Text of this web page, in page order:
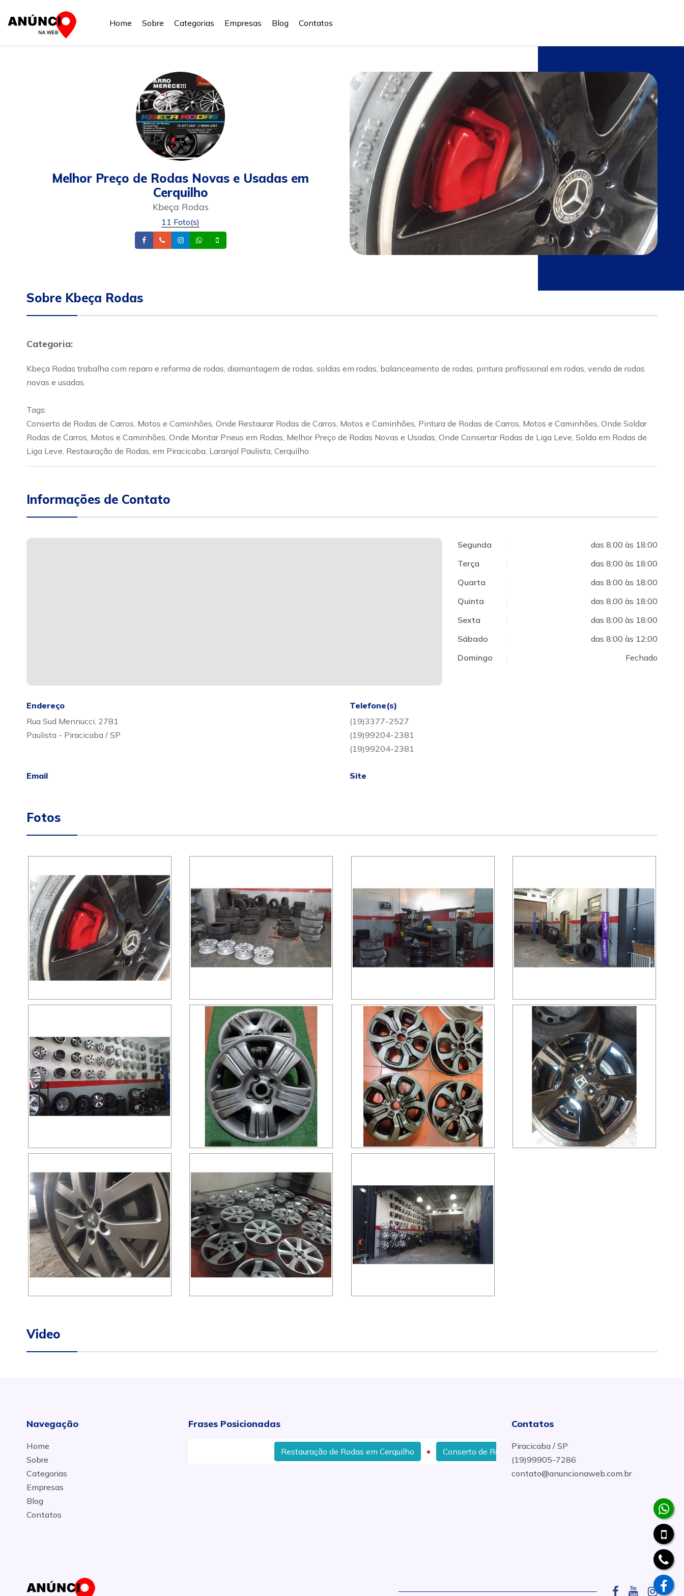
Home Sobre Categorias Empresas Blog Contatos
Melhor Preço de Rodas Novas e Usadas em
Cerquilho
Kbeça Rodas
11 Foto(s)
FacebookTelefoneInstagramWhatsapp
Sobre Kbeça Rodas
Categoria:
Kbeça Rodas trabalha com reparo e reforma de rodas, diamantagem de rodas, soldas em rodas, balanceamento de rodas, pintura profissional em rodas, venda de rodas
novas e usadas.
Tags:
Conserto de Rodas de Carros, Motos e Caminhões, Onde Restaurar Rodas de Carros, Motos e Caminhões, Pintura de Rodas de Carros, Motos e Caminhões, Onde Soldar
Rodas de Carros, Motos e Caminhões, Onde Montar Pneus em Rodas, Melhor Preço de Rodas Novas e Usadas, Onde Consertar Rodas de Liga Leve, Solda em Rodas de
Liga Leve, Restauração de Rodas, em Piracicaba, Laranjal Paulista, Cerquilho.
Informações de Contato
Segunda :
das 8:00 às 18:00
Terça
:
das 8:00 às 18:00
Quarta
:
das 8:00 às 18:00
Quinta
:
das 8:00 às 18:00
Sexta
:
das 8:00 às 18:00
Sábado
:
das 8:00 às 12:00
Domingo
: Fechado
Endereço
Rua Sud Mennucci, 2781
Paulista - Piracicaba / SP
Telefone(s)
(19)3377-2527
(19)99204-2381
(19)99204-2381
Email Site
Fotos
Video
Navegação
Home
Sobre
Categorias
Empresas
Blog
Contatos
Frases Posicionadas
Restauração de Rodas em Cerquilho Conserto de Rodas de Carros, Motos e Caminhões em Cerquilho
Contatos
Piracicaba / SP
(19)99905-7286
contato@anuncionaweb.com.br